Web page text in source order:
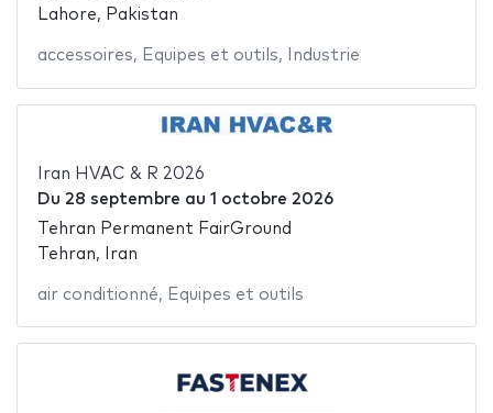
Lahore, Pakistan
accessoires, Equipes et outils, Industrie
Iran HVAC & R 2026
Du 28 septembre au 1 octobre 2026
Tehran Permanent FairGround
Tehran, Iran
air conditionné, Equipes et outils